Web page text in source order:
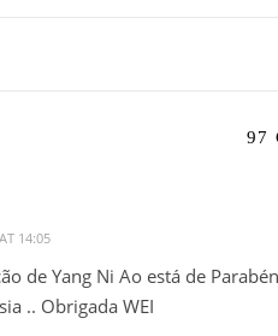
97
14:05
de Yang Ni Ao está de
.. Obrigada WEI